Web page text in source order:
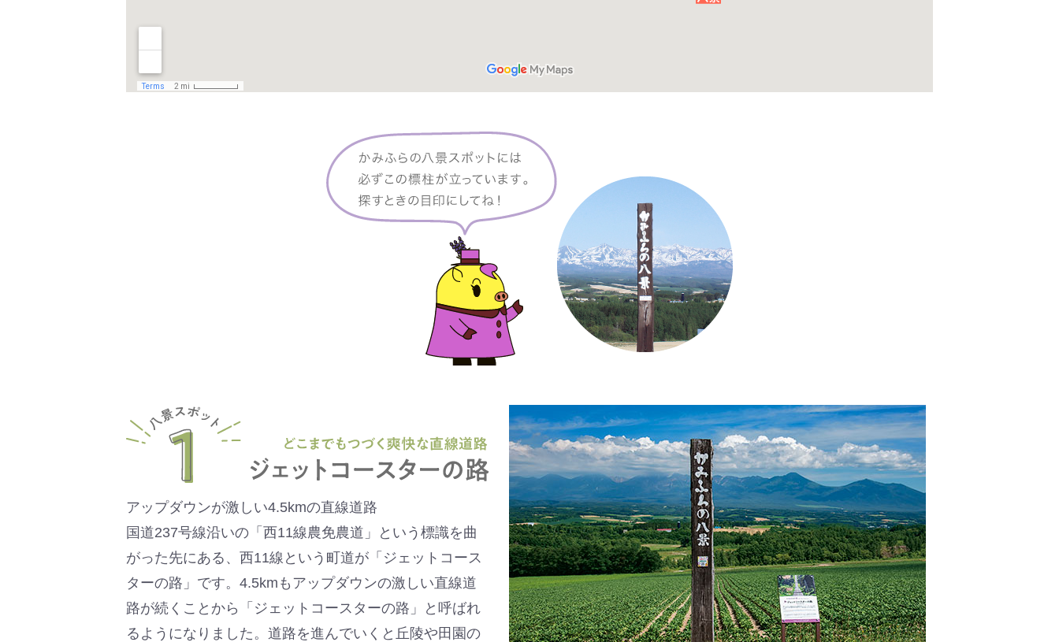
アップダウンが激しい4.5kmの直線道路
国道237号線沿いの「西11線農免農道」という標識を曲
がった先にある、西11線という町道が「ジェットコース
ターの路」です。4.5kmもアップダウンの激しい直線道
路が続くことから「ジェットコースターの路」と呼ばれ
るようになりました。道路を進んでいくと丘陵や田園の